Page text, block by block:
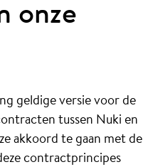
onze
geldige versie voor de
tussen Nuki en
akkoord te gaan met de
contractprincipes